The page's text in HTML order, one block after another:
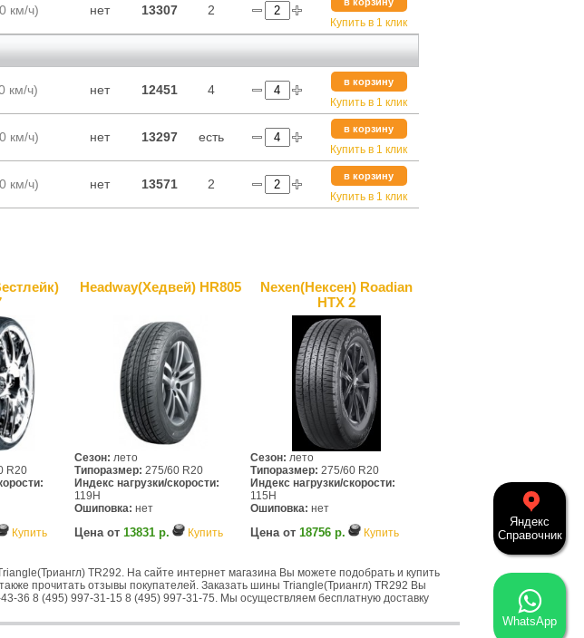
км/ч) нет 13307 2
Купить в 1 клик
км/ч) нет 12451 4
в корзину
Купить в 1 клик
км/ч) нет 13297 есть
в корзину
Купить в 1 клик
км/ч) нет 13571 2
в корзину
Купить в 1 клик
R20
Купить
Headway(Хедвей) HR805
Сезон: лето
Типоразмер: 275/60 R20
Индекс нагрузки/скорости:
119H
Ошиповка: нет
Цена от 13831 р. Купить
Nexen(Нексен) Roadian
HTX 2
Сезон: лето
Типоразмер: 275/60 R20
Индекс нагрузки/скорости:
115H
Ошиповка: нет
Цена от 18756 р. Купить
TR292. На сайте интернет магазина Вы можете подобрать и купить
прочитать отзывы покупателей. Заказать шины Triangle(Триангл) TR292 Вы
36 8 (495) 997-31-15 8 (495) 997-31-75. Мы осуществляем бесплатную доставку
Яндекс
Справочник
WhatsApp